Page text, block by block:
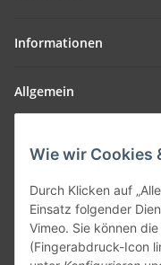
Wie wir Cookies
Durch Klicken auf
Einsatz folgender
Vimeo. Sie können
(Fingerabdruck-Icon
Informationen
Allgemein
SmoliTec - Safety.